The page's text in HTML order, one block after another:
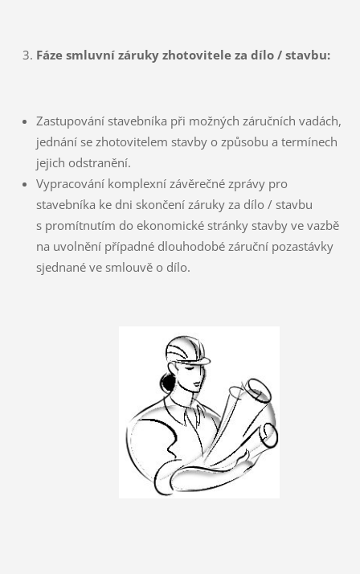
Fáze smluvní záruky zhotovitele za dílo / stavbu:
Zastupování stavebníka při možných záručních vadách,
jednání se zhotovitelem stavby o způsobu a termínech
jejich odstranění.
Vypracování komplexní závěrečné zprávy pro
stavebníka ke dni skončení záruky za dílo / stavbu
s promítnutím do ekonomické stránky stavby ve vazbě
na uvolnění případné dlouhodobé záruční pozastávky
sjednané ve smlouvě o dílo.